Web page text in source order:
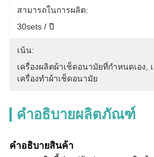
สามารถในการผลิต:
30sets / ปี
เน้น:
เครื่องผลิตผ้าเช็ดอนามัยที่กําหนดเอง
เครื่องทําผ้าเช็ดอนามัย
คำอธิบายผลิตภัณฑ์
คําอธิบายสินค้า